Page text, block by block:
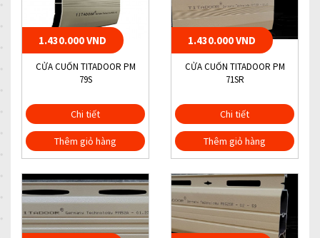
1.430.000 VND
CỬA CUỐN TITADOOR PM
79S
Chi tiết
Thêm giỏ hàng
1.430.000 VND
CỬA CUỐN TITADOOR PM
71SR
Chi tiết
Thêm giỏ hàng